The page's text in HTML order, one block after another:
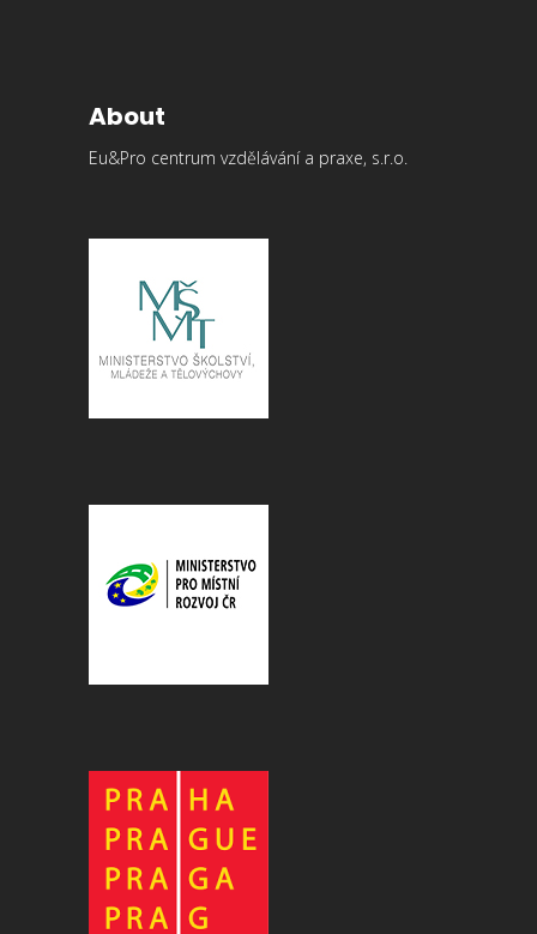
About
Eu&Pro centrum vzdělávání a praxe, s.r.o.